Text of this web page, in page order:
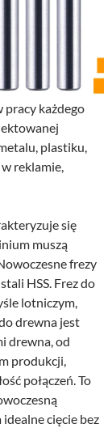
pracy każdego
plastiku,
reklamie,
się
muszą
frezy
HSS. Frez do
lotniczym,
drewna jest
drewna, od
produkcji,
połączeń. To
cięcie bez